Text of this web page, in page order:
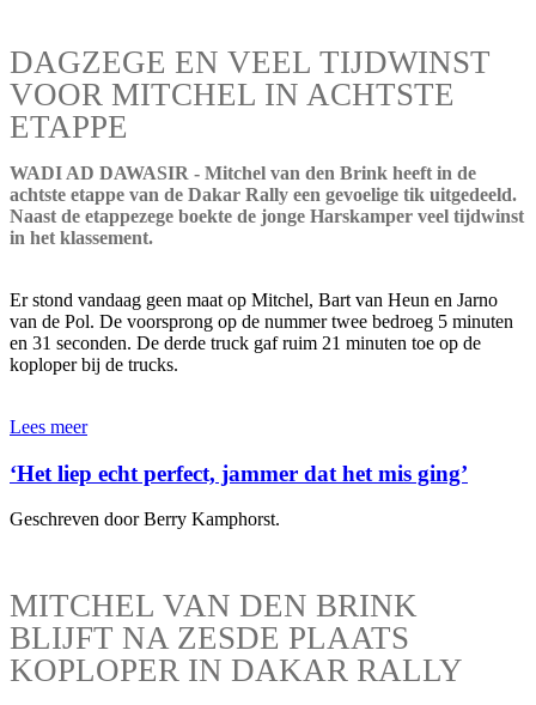
DAGZEGE EN VEEL TIJDWINST
VOOR MITCHEL IN ACHTSTE
ETAPPE
WADI AD DAWASIR - Mitchel van den Brink heeft in de
achtste etappe van de Dakar Rally een gevoelige tik uitgedeeld.
Naast de etappezege boekte de jonge Harskamper veel tijdwinst
in het klassement.
Er stond vandaag geen maat op Mitchel, Bart van Heun en Jarno
van de Pol. De voorsprong op de nummer twee bedroeg 5 minuten
en 31 seconden. De derde truck gaf ruim 21 minuten toe op de
koploper bij de trucks.
Lees meer
‘Het liep echt perfect, jammer dat het mis ging’
Geschreven door Berry Kamphorst.
MITCHEL VAN DEN BRINK
BLIJFT NA ZESDE PLAATS
KOPLOPER IN DAKAR RALLY